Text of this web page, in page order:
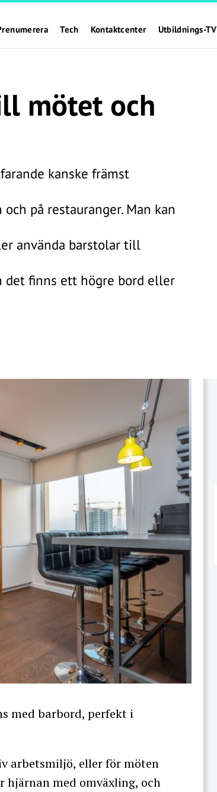
Tech Kontaktcenter Utbildnings-TV
mötet och
kanske främst
på restauranger. Man kan
använda barstolar till
det finns ett högre bord eller
med barbord, perfekt i
arbetsmiljö, eller för möten
hjärnan med omväxling, och